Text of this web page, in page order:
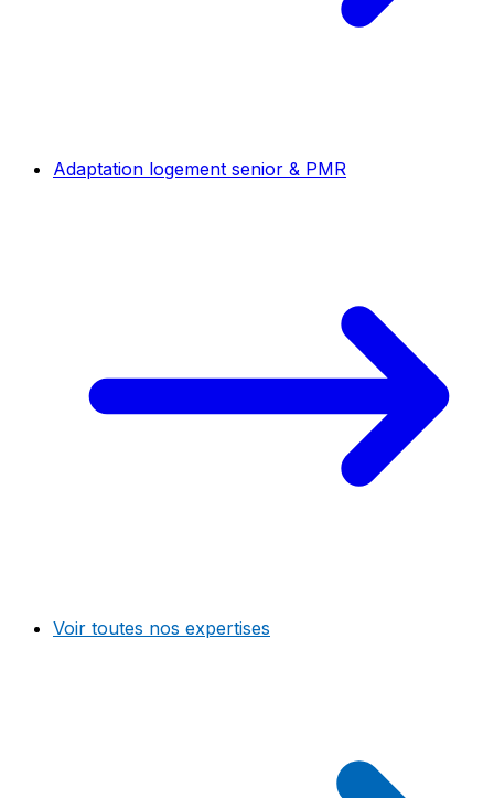
Adaptation logement senior & PMR
Voir toutes nos expertises